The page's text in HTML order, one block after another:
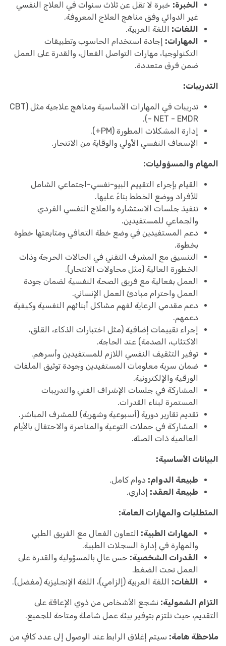
الخبرة: خبرة لا تقل عن ثلاث سنوات في العلاج النفسي
غير الدوائي وفق مناهج العلاج المعروفة.
اللغات: اللغة العربية.
المهارات: إجادة استخدام الحاسوب وتطبيقات
التكنولوجيا، مهارات التواصل الفعال، والقدرة على العمل
ضمن فرق متعددة.
التدريبات:
تدريبات في المهارات الأساسية ومناهج علاجية مثل (CBT
- NET - EMDR).
إدارة المشكلات المطورة (PM+).
الإسعاف النفسي الأولي والوقاية من الانتحار.
المهام والمسؤوليات:
القيام بإجراء التقييم البيو-نفسي-اجتماعي الشامل
للأفراد ووضع الخطط بناءً عليها.
تنفيذ جلسات الاستشارة والعلاج النفسي الفردي
والجماعي للمستفيدين.
دعم المستفيدين في وضع خطة التعافي ومتابعتها خطوة
بخطوة.
التنسيق مع المشرف التقني في الحالات الحرجة وذات
الخطورة العالية (مثل محاولات الانتحار).
العمل بفعالية مع فريق الصحة النفسية لضمان جودة
العمل واحترام مبادئ العمل الإنساني.
دعم مقدمي الرعاية لفهم مشاكل أبنائهم النفسية وكيفية
دعمهم.
إجراء تقييمات إضافية (مثل اختبارات الذكاء، القلق،
الاكتئاب، الصدمة) عند الحاجة.
توفير التثقيف النفسي اللازم للمستفيدين وأسرهم.
ضمان سرية معلومات المستفيدين وجودة توثيق الملفات
الورقية والإلكترونية.
المشاركة في جلسات الإشراف الفني والتدريبات
المستمرة لبناء القدرات.
تقديم تقارير دورية (أسبوعية وشهرية) للمشرف المباشر.
المشاركة في حملات التوعية والمناصرة والاحتفال بالأيام
العالمية ذات الصلة.
البيانات الأساسية:
طبيعة الدوام: دوام كامل.
طبيعة العقد: إداري.
المتطلبات والمهارات العامة:
المهارات الطبية: التعاون الفعال مع الفريق الطبي
والمهارة في إدارة السجلات الطبية.
القدرات الشخصية: حس عالٍ بالمسؤولية والقدرة على
العمل تحت الضغط.
اللغات: اللغة العربية (إلزامي)، اللغة الإنجليزية (مفضل).
التزام الشمولية: نشجع الأشخاص من ذوي الإعاقة على
التقديم، حيث نلتزم بتوفير بيئة عمل شاملة ومتاحة للجميع.
ملاحظة هامة: سيتم إغلاق الرابط عند الوصول إلى عدد كافٍ من